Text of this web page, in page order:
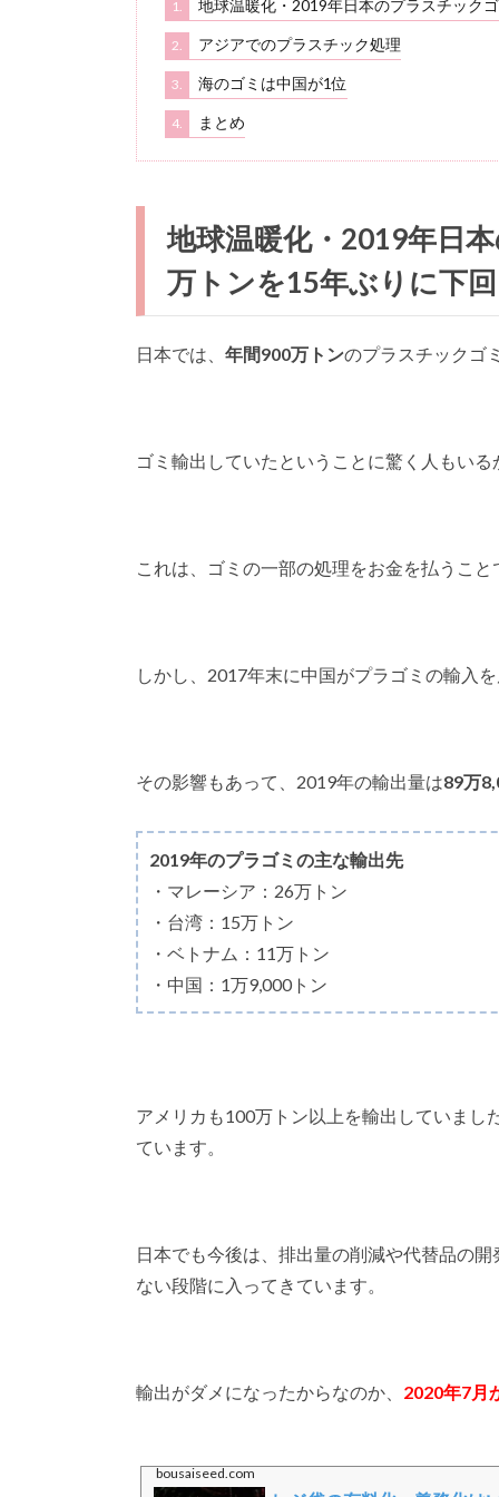
1. 地球温暖化・2019年日本のプラスチック
2. アジアでのプラスチック処理
3. 海のゴミは中国が1位
4. まとめ
地球温暖化・2019年日
万トンを15年ぶりに下
日本では、 年間900万トンのプラスチックゴ
ゴミ輸出していたということに驚く人もい
これは、ゴミの一部の処理をお金を払うこと
しかし、2017年末に中国がプラゴミの輸入
その影響もあって、2019年の輸出量は89万
2019年のプラゴミの主な輸出先
・マレーシア：26万トン
・台湾：15万トン
・ベトナム：11万トン
・中国：1万9,000トン
アメリカも100万トン以上を輸出していまし
ています。
日本でも今後は、排出量の削減や代替品の
ない段階に入ってきています。
輸出がダメになったからなのか、 2020年7月
bousaiseed.com